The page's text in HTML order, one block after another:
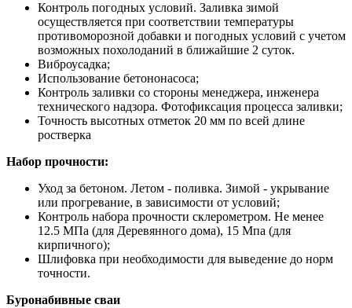
Контроль погодных условий. Заливка зимой
осуществляется при соответствии температуры
противоморозной добавки и погодных условий с учетом
возможных похолоданий в ближайшие 2 суток.
Виброусадка;
Использование бетононасоса;
Контроль заливки со стороны менеджера, инженера
технического надзора. Фотофиксация процесса заливки;
Точность высотных отметок 20 мм по всей длине
ростверка
Набор прочности:
Уход за бетоном. Летом - поливка. Зимой - укрывание
или прогревание, в зависимости от условий;
Контроль набора прочности склерометром. Не менее
12.5 МПа (для Деревянного дома), 15 Мпа (для
кирпичного);
Шлифовка при необходимости для выведение до норм
точности.
Буронабивные сваи